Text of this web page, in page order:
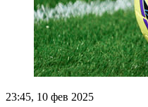
23:45, 10 фев 2025